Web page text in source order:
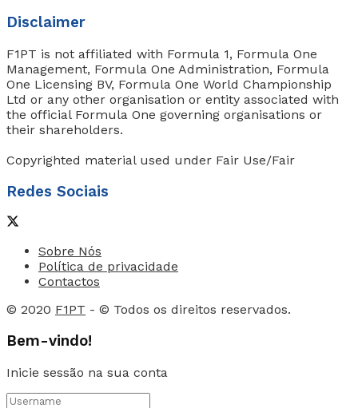
Disclaimer
F1PT is not affiliated with Formula 1, Formula One
Management, Formula One Administration, Formula
One Licensing BV, Formula One World Championship
Ltd or any other organisation or entity associated with
the official Formula One governing organisations or
their shareholders.
Copyrighted material used under Fair Use/Fair
Redes Sociais
Sobre Nós
Política de privacidade
Contactos
© 2020 F1PT - © Todos os direitos reservados.
Bem-vindo!
Inicie sessão na sua conta